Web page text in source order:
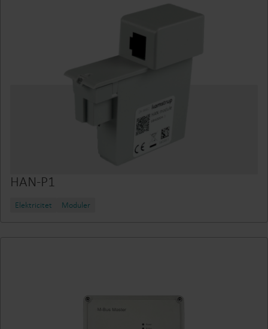
HAN-P1
Elektricitet Moduler